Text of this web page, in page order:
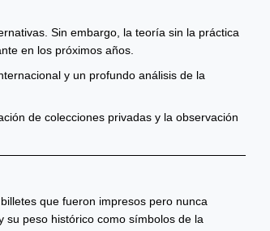
Sin embargo, la teoría sin la práctica
en los próximos años.
y un profundo análisis de la
de colecciones privadas y la observación
que fueron impresos pero nunca
su peso histórico como símbolos de la